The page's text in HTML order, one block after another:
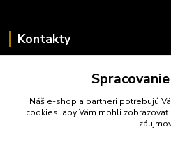
Kontakty
+421 948 923 456
(Po-Pi 14-17 hod., So 10-15 hod.)
Náš e-shop a partneri potrebujú
cookies, aby Vám mohli